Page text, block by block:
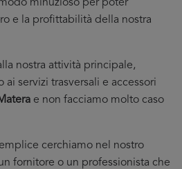
minuzioso per poter
e la profittabilità della nostra
nostra attività principale,
servizi trasversali e accessori
e non facciamo molto caso
cerchiamo nel nostro
fornitore o un professionista che